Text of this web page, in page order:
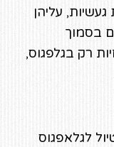
עליהן
בסמוך
רק בגלפגוס,
לגלאפגוס